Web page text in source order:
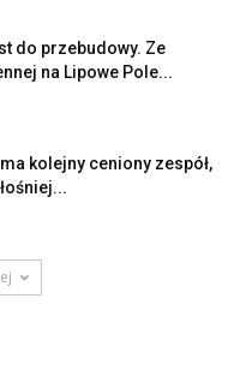
do przebudowy. Ze
na Lipowe Pole...
kolejny ceniony zespół,